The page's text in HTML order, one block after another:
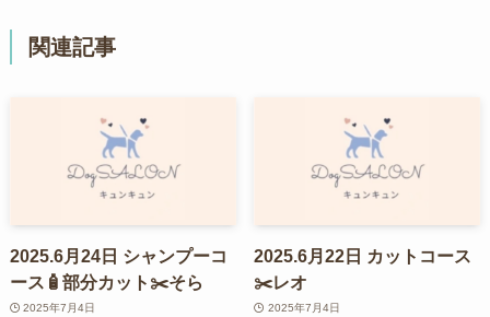
関連記事
2025.6月24日 シャンプーコ
ース🧴部分カット✂️そら
2025年7月4日
2025.6月22日 カットコース
✂️レオ
2025年7月4日